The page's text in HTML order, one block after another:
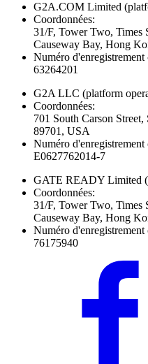
G2A.COM Limited
Coordonnées:
31/F, Tower Two, Times
Causeway Bay, Hong
Numéro d'enregistrement
63264201
G2A LLC (platform
Coordonnées:
701 South Carson
89701, USA
Numéro d'enregistrement
E0627762014-7
GATE READY Limited
Coordonnées:
31/F, Tower Two, Times
Causeway Bay, Hong
Numéro d'enregistrement
76175940